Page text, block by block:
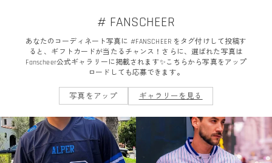
# FANSCHEER
あなたのコーディネート写真に #FANSCHEER をタグ付けして投稿す
ると、ギフトカードが当たるチャンス！さらに、選ばれた写真は
Fanscheer公式ギャラリーに掲載されます✨こちらから写真をアップ
ロードしても応募できます。
写真をアップ ギャラリーを見る